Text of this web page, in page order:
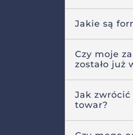
Jakie są
Czy moje
zostało już
Jak
towar?